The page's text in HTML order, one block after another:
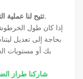
تتيح لنا عملية التصنيع المباشر لدينا التكيف مع بيئتك الخاصة.
إذا كان طول
بحاجة إلى تعديل
بك أو مستويات
شاركنا طراز